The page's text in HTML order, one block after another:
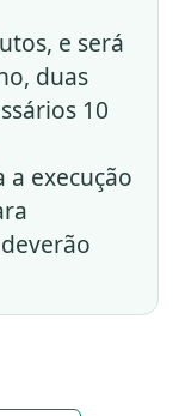
e será
duas
10
execução